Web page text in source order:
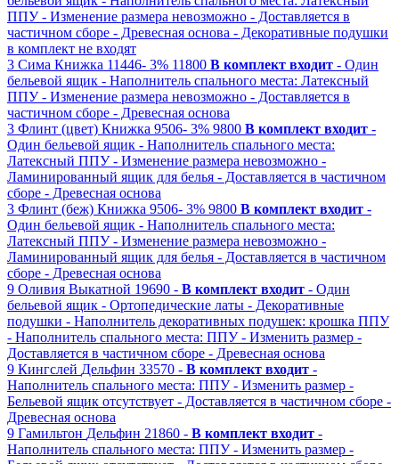
ППУ - Изменение размера невозможно - Доставляется в
частичном сборе - Древесная основа - Декоративные подушки
в комплект не входят
3 Сима Книжка 11446- 3% 11800 В комплект входит - Один
бельевой ящик - Наполнитель спального места: Латексный
ППУ - Изменение размера невозможно - Доставляется в
частичном сборе - Древесная основа
3 Флинт (цвет) Книжка 9506- 3% 9800 В комплект входит -
Один бельевой ящик - Наполнитель спального места:
Латексный ППУ - Изменение размера невозможно -
Ламинированный ящик для белья - Доставляется в частичном
сборе - Древесная основа
3 Флинт (беж) Книжка 9506- 3% 9800 В комплект входит -
Один бельевой ящик - Наполнитель спального места:
Латексный ППУ - Изменение размера невозможно -
Ламинированный ящик для белья - Доставляется в частичном
сборе - Древесная основа
9 Оливия Выкатной 19690 - В комплект входит - Один
бельевой ящик - Ортопедические латы - Декоративные
подушки - Наполнитель декоративных подушек: крошка ППУ
- Наполнитель спального места: ППУ - Изменить размер -
Доставляется в частичном сборе - Древесная основа
9 Кингслей Дельфин 33570 - В комплект входит -
Наполнитель спального места: ППУ - Изменить размер -
Бельевой ящик отсутствует - Доставляется в частичном сборе -
Древесная основа
9 Гамильтон Дельфин 21860 - В комплект входит -
Наполнитель спального места: ППУ - Изменить размер -